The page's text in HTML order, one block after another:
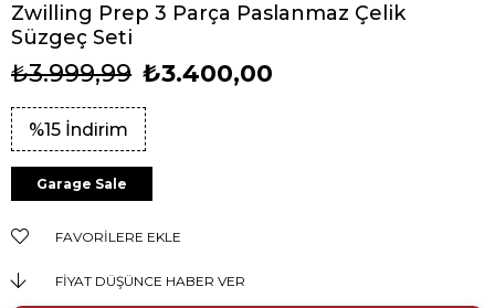
Zwilling Prep 3 Parça Paslanmaz Çelik
Süzgeç Seti
%15 İndirim
₺3.999,99 ₺3.400,00
Garage Sale
FAVORILERE EKLE
FIYAT DÜŞÜNCE HABER VER